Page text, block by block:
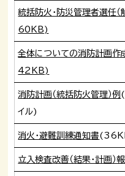
統括防火・防災管理者選任
60KB)
全体についての消防計画作
42KB)
消防計画（統括防火管理）例
イル)
消火・避難訓練通知書
立入検査改善（結果・計画